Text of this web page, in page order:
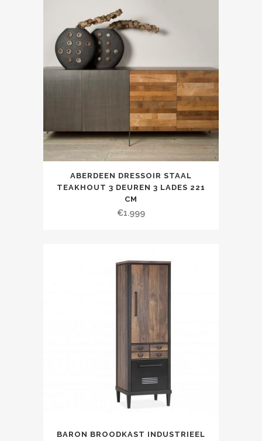
ABERDEEN DRESSOIR STAAL
TEAKHOUT 3 DEUREN 3 LADES 221
CM
€1.999
BARON BROODKAST INDUSTRIEEL